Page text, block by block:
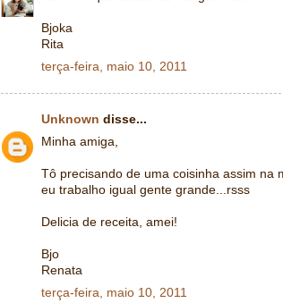
Bjoka
Rita
terça-feira, maio 10, 2011
Unknown disse...
Minha amiga,
Tô precisando de uma coisinha assim na
eu trabalho igual gente grande...rsss
Delicia de receita, amei!
Bjo
Renata
terça-feira, maio 10, 2011